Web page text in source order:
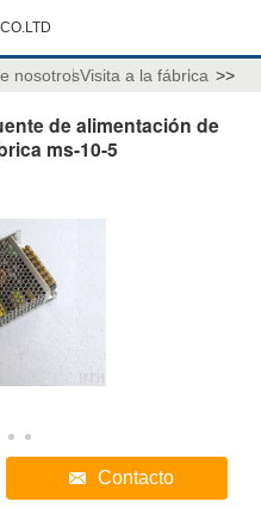
nosotrosVisita a la fábrica >>
de alimentación de
ms-10-5
Contacto